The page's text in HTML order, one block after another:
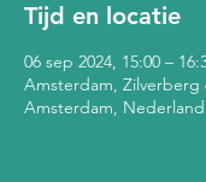
Tijd en locatie
06 sep 2024, 15:00 –
Amsterdam, Zilverberg
Amsterdam, Nederland